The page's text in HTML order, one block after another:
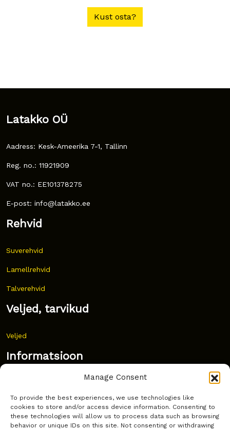
Manage Consent
To provide the best experiences, we use technologies like
cookies to store and/or access device information. Consenting to
these technologies will allow us to process data such as browsing
behavior or unique IDs on this site. Not consenting or withdrawing
Kust osta?
Latakko OÜ
Aadress: Kesk-Ameerika 7-1, Tallinn
Reg. no.: 11921909
VAT no.: EE101378275
E-post: info@latakko.ee
Rehvid
Suverehvid
Lamellrehvid
Talverehvid
Veljed, tarvikud
Veljed
Informatsioon
Korduma kippuvad küsimused
Kust osta?